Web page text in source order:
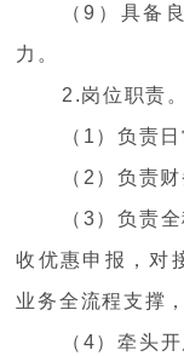
（9）具备
力。
2.岗位职责。
（1）负责
（2）负责
（3）负责
收优惠申报，对
业务全流程支撑
（4）牵头